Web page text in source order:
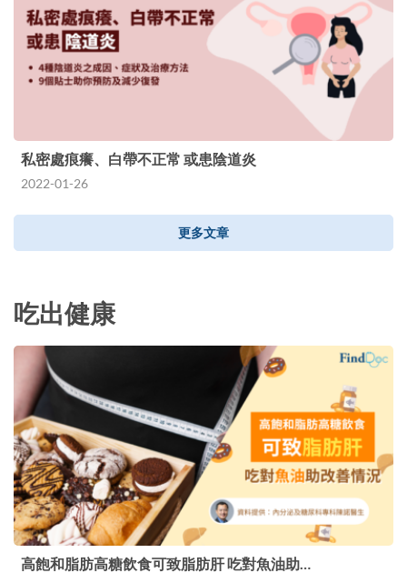
私密處痕癢、白帶不正常 或患陰道炎
2022-01-26
更多文章
吃出健康
高飽和脂肪高糖飲食可致脂肪肝 吃對魚油助…